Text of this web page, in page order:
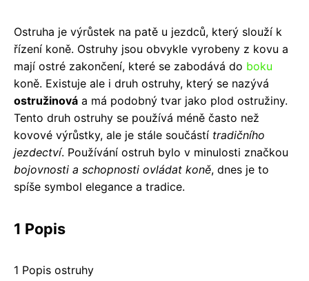
Ostruha je výrůstek na patě u jezdců, který slouží k
řízení koně. Ostruhy jsou obvykle vyrobeny z kovu a
mají ostré zakončení, které se zabodává do boku
koně. Existuje ale i druh ostruhy, který se nazývá
ostružinová a má podobný tvar jako plod ostružiny.
Tento druh ostruhy se používá méně často než
kovové výrůstky, ale je stále součástí tradičního
jezdectví. Používání ostruh bylo v minulosti značkou
bojovnosti a schopnosti ovládat koně, dnes je to
spíše symbol elegance a tradice.
1 Popis
1 Popis ostruhy